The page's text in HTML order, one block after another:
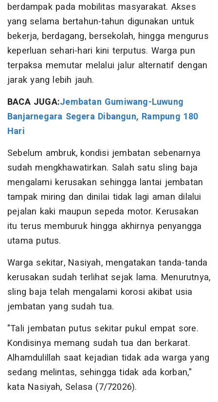
berdampak pada mobilitas masyarakat. Akses
yang selama bertahun-tahun digunakan untuk
bekerja, berdagang, bersekolah, hingga mengurus
keperluan sehari-hari kini terputus. Warga pun
terpaksa memutar melalui jalur alternatif dengan
jarak yang lebih jauh.
BACA JUGA:Jembatan Gumiwang-Luwung
Banjarnegara Segera Dibangun, Rampung 180
Hari
Sebelum ambruk, kondisi jembatan sebenarnya
sudah mengkhawatirkan. Salah satu sling baja
mengalami kerusakan sehingga lantai jembatan
tampak miring dan dinilai tidak lagi aman dilalui
pejalan kaki maupun sepeda motor. Kerusakan
itu terus memburuk hingga akhirnya penyangga
utama putus.
Warga sekitar, Nasiyah, mengatakan tanda-tanda
kerusakan sudah terlihat sejak lama. Menurutnya,
sling baja telah mengalami korosi akibat usia
jembatan yang sudah tua.
"Tali jembatan putus sekitar pukul empat sore.
Kondisinya memang sudah tua dan berkarat.
Alhamdulillah saat kejadian tidak ada warga yang
sedang melintas, sehingga tidak ada korban,"
kata Nasiyah, Selasa (7/72026).